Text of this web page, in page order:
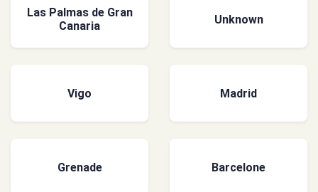
Las Palmas de Gran
Canaria
Unknown
Vigo Madrid
Grenade Barcelone